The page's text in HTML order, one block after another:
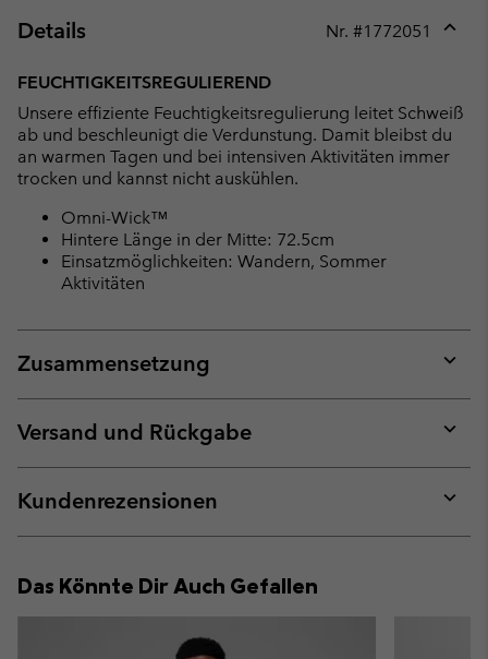
Details Nr. #1772051
FEUCHTIGKEITSREGULIEREND
Unsere effiziente Feuchtigkeitsregulierung leitet Schweiß
ab und beschleunigt die Verdunstung. Damit bleibst du
an warmen Tagen und bei intensiven Aktivitäten immer
trocken und kannst nicht auskühlen.
Omni-Wick™
Hintere Länge in der Mitte: 72.5cm
Einsatzmöglichkeiten: Wandern, Sommer
Aktivitäten
Zusammensetzung
or
Versand und Rückgabe
or
Kundenrezensionen
or
Das Könnte Dir Auch Gefallen